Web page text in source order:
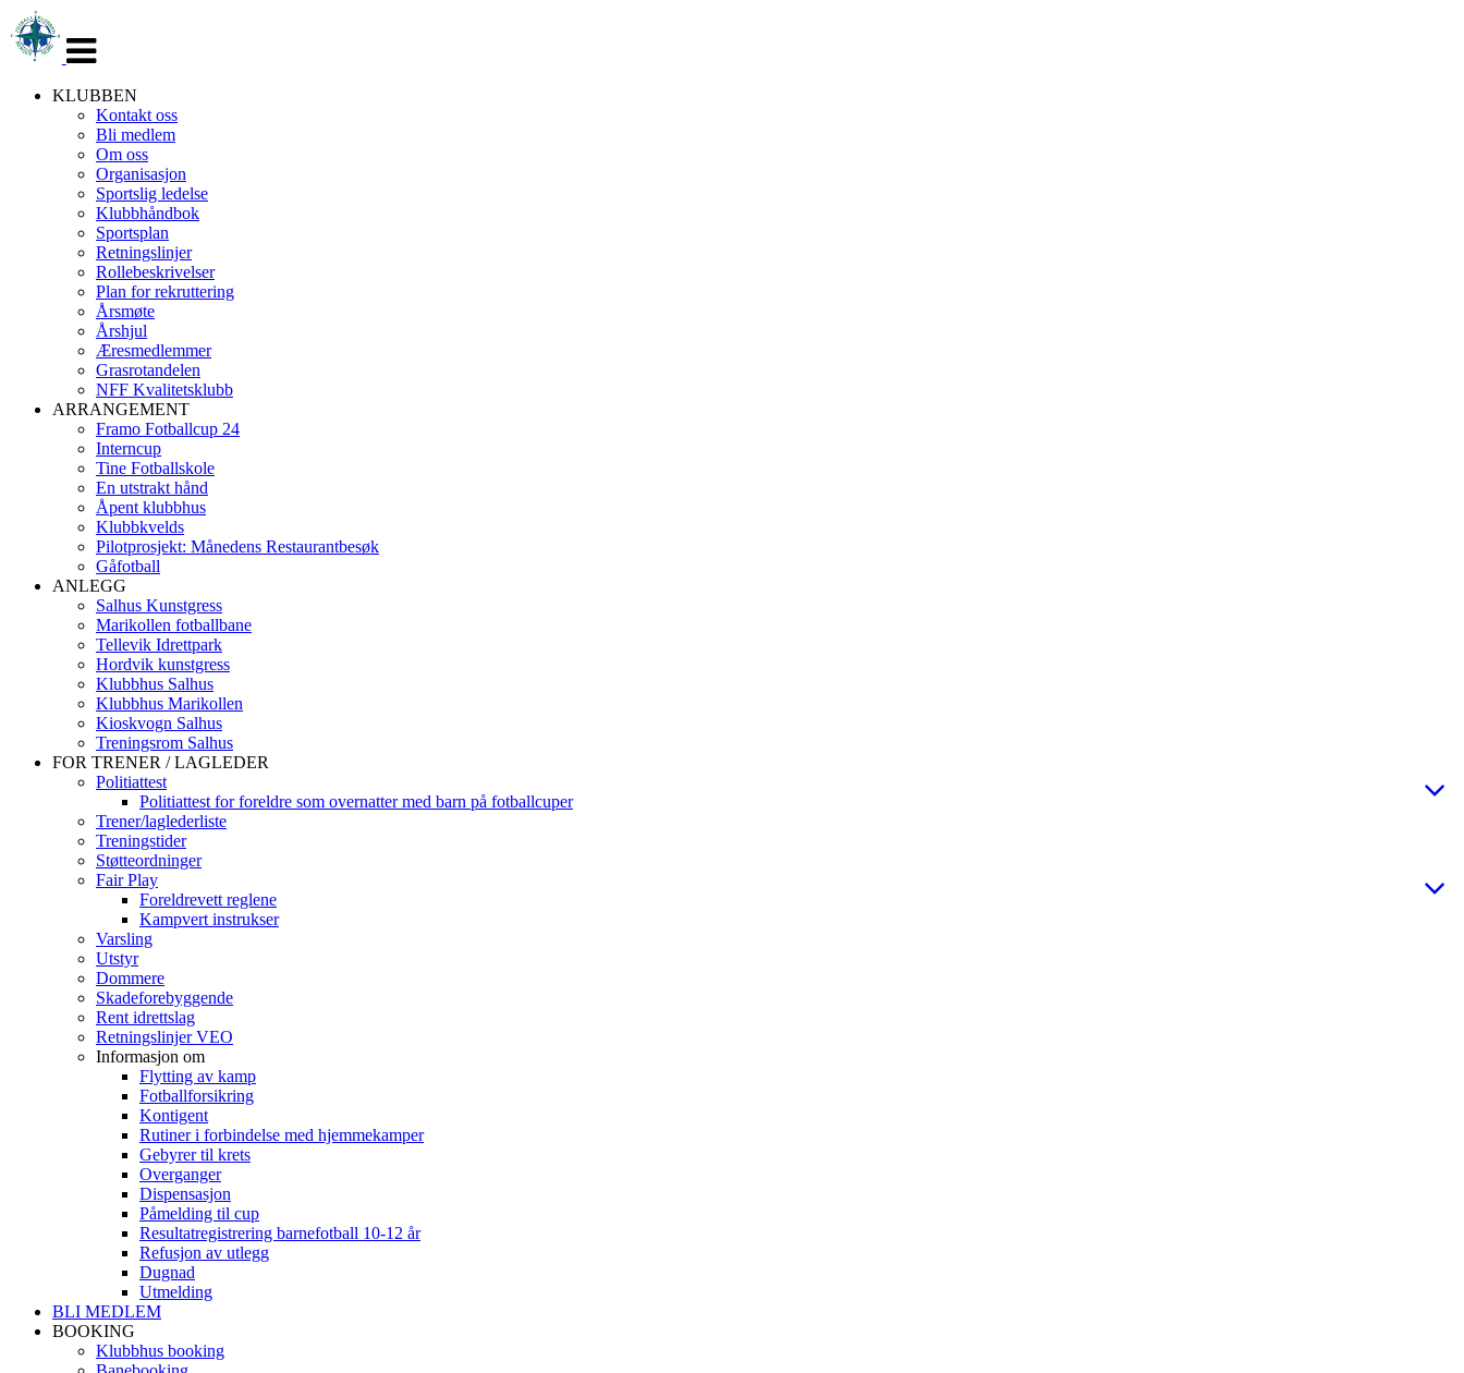
navigasjon
KLUBBEN
Kontakt oss
Bli medlem
Om oss
Organisasjon
Sportslig ledelse
Klubbhåndbok
Sportsplan
Retningslinjer
Rollebeskrivelser
Plan for rekruttering
Årsmøte
Årshjul
Æresmedlemmer
Grasrotandelen
NFF Kvalitetsklubb
ARRANGEMENT
Framo Fotballcup 24
Interncup
Tine Fotballskole
En utstrakt hånd
Åpent klubbhus
Klubbkvelds
Pilotprosjekt: Månedens Restaurantbesøk
Gåfotball
ANLEGG
Salhus Kunstgress
Marikollen fotballbane
Tellevik Idrettpark
Hordvik kunstgress
Klubbhus Salhus
Klubbhus Marikollen
Kioskvogn Salhus
Treningsrom Salhus
FOR TRENER / LAGLEDER
Politiattest
Politiattest for foreldre som overnatter med barn på fotballcuper
Trener/laglederliste
Treningstider
Støtteordninger
Fair Play
Foreldrevett reglene
Kampvert instrukser
Varsling
Utstyr
Dommere
Skadeforebyggende
Rent idrettslag
Retningslinjer VEO
Informasjon om
Flytting av kamp
Fotballforsikring
Kontigent
Rutiner i forbindelse med hjemmekamper
Gebyrer til krets
Overganger
Dispensasjon
Påmelding til cup
Resultatregistrering barnefotball 10-12 år
Refusjon av utlegg
Dugnad
Utmelding
BLI MEDLEM
BOOKING
Klubbhus booking